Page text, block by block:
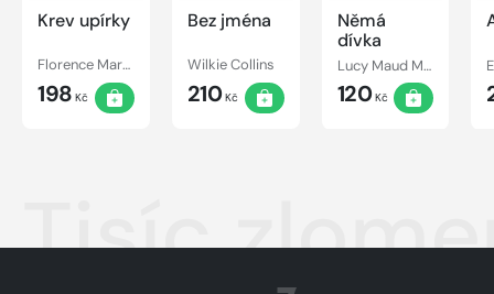
Krev upírky
Florence Marryat
198 Kč
Bez jména
Wilkie Collins
210Kč
Němá
dívka
Lucy Maud Montgomery
120Kč
Tisíc